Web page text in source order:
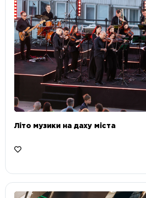
Літо музики на даху міста